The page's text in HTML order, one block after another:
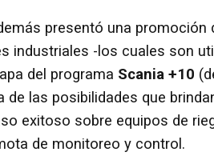
presentó una promoción
industriales -los cuales son
del programa Scania +10
de las posibilidades que
exitoso sobre equipos de
de monitoreo y control.